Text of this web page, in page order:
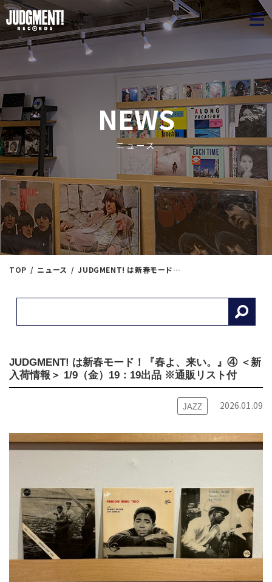
NEWS
ニュース
TOP ニュース JUDGMENT! は新春モード！『春よ、来い。』④ ＜新入荷情報＞ 1/9（金）19：19出品 ※通販リスト付
JUDGMENT! は新春モード！『春よ、来い。』④ ＜新
入荷情報＞ 1/9（金）19：19出品 ※通販リスト付
JAZZ 2026.01.09